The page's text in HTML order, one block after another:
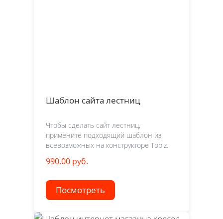
Шаблон сайта лестниц
Чтобы сделать сайт лестниц,
примените подходящий шаблон из
всевозможных на конструкторе Tobiz.
990.00 руб.
Посмотреть